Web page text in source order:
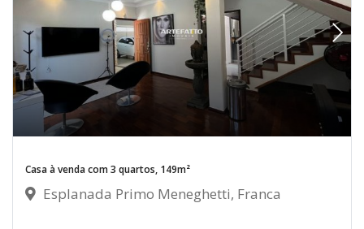
Casa à venda com 3 quartos, 149m²
Esplanada Primo Meneghetti, Franca